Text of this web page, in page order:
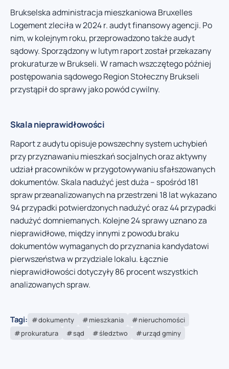
Brukselska administracja mieszkaniowa Bruxelles
Logement zleciła w 2024 r. audyt finansowy agencji. Po
nim, w kolejnym roku, przeprowadzono także audyt
sądowy. Sporządzony w lutym raport został przekazany
prokuraturze w Brukseli. W ramach wszczętego później
postępowania sądowego Region Stołeczny Brukseli
przystąpił do sprawy jako powód cywilny.
Skala nieprawidłowości
Raport z audytu opisuje powszechny system uchybień
przy przyznawaniu mieszkań socjalnych oraz aktywny
udział pracowników w przygotowywaniu sfałszowanych
dokumentów. Skala nadużyć jest duża – spośród 181
spraw przeanalizowanych na przestrzeni 18 lat wykazano
94 przypadki potwierdzonych nadużyć oraz 44 przypadki
nadużyć domniemanych. Kolejne 24 sprawy uznano za
nieprawidłowe, między innymi z powodu braku
dokumentów wymaganych do przyznania kandydatowi
pierwszeństwa w przydziale lokalu. Łącznie
nieprawidłowości dotyczyły 86 procent wszystkich
analizowanych spraw.
Tagi: dokumenty mieszkania
nieruchomości
prokuratura
sąd śledztwo urząd gminy